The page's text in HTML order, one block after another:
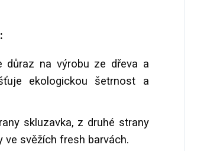
důraz na výrobu ze dřeva a
ekologickou šetrnost a
skluzavka, z druhé strany
ve svěžích fresh barvách.